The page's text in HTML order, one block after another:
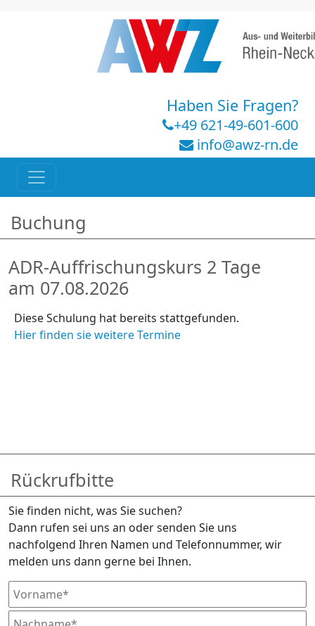
Haben Sie Fragen?
+49 621-49-601-600
info@awz-rn.de
Buchung
ADR-Auffrischungskurs 2 Tage
am 07.08.2026
Diese Schulung hat bereits stattgefunden.
Hier finden sie weitere Termine
Rückrufbitte
Sie finden nicht, was Sie suchen?
Dann rufen sei uns an oder senden Sie uns
nachfolgend Ihren Namen und Telefonnummer, wir
melden uns dann gerne bei Ihnen.